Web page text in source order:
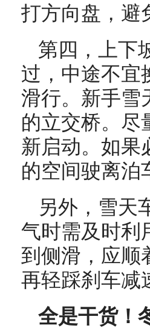
打方向盘，避
第四，上下
过，中途不宜
滑行。新手雪
的立交桥。尽
新启动。如果
的空间驶离泊
另外，雪天
气时需及时利
到侧滑，应顺
再轻踩刹车减
全是干货！